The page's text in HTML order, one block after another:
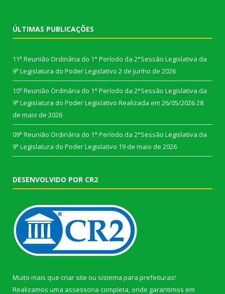
ÚLTIMAS PUBLICAÇÕES
11ª Reunião Ordinária do 1° Período da 2°Sessão Legislativa da
9ª Legislatura do Poder Legislativo 2 de junho de 2026
10ª Reunião Ordinária do 1° Período da 2°Sessão Legislativa da
9ª Legislatura do Poder Legislativo Realizada em 26/05/202628
de maio de 2026
09ª Reunião Ordinária do 1° Período da 2°Sessão Legislativa da
9ª Legislatura do Poder Legislativo 19 de maio de 2026
DESENVOLVIDO POR CR2
Muito mais que criar site ou sistema para prefeituras!
Realizamos uma assessoria completa, onde garantimos em